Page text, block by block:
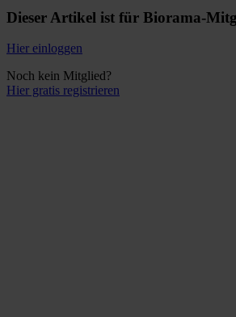
Dieser Artikel ist für Biorama-
Hier einloggen
Noch kein Mitglied?
Hier gratis registrieren